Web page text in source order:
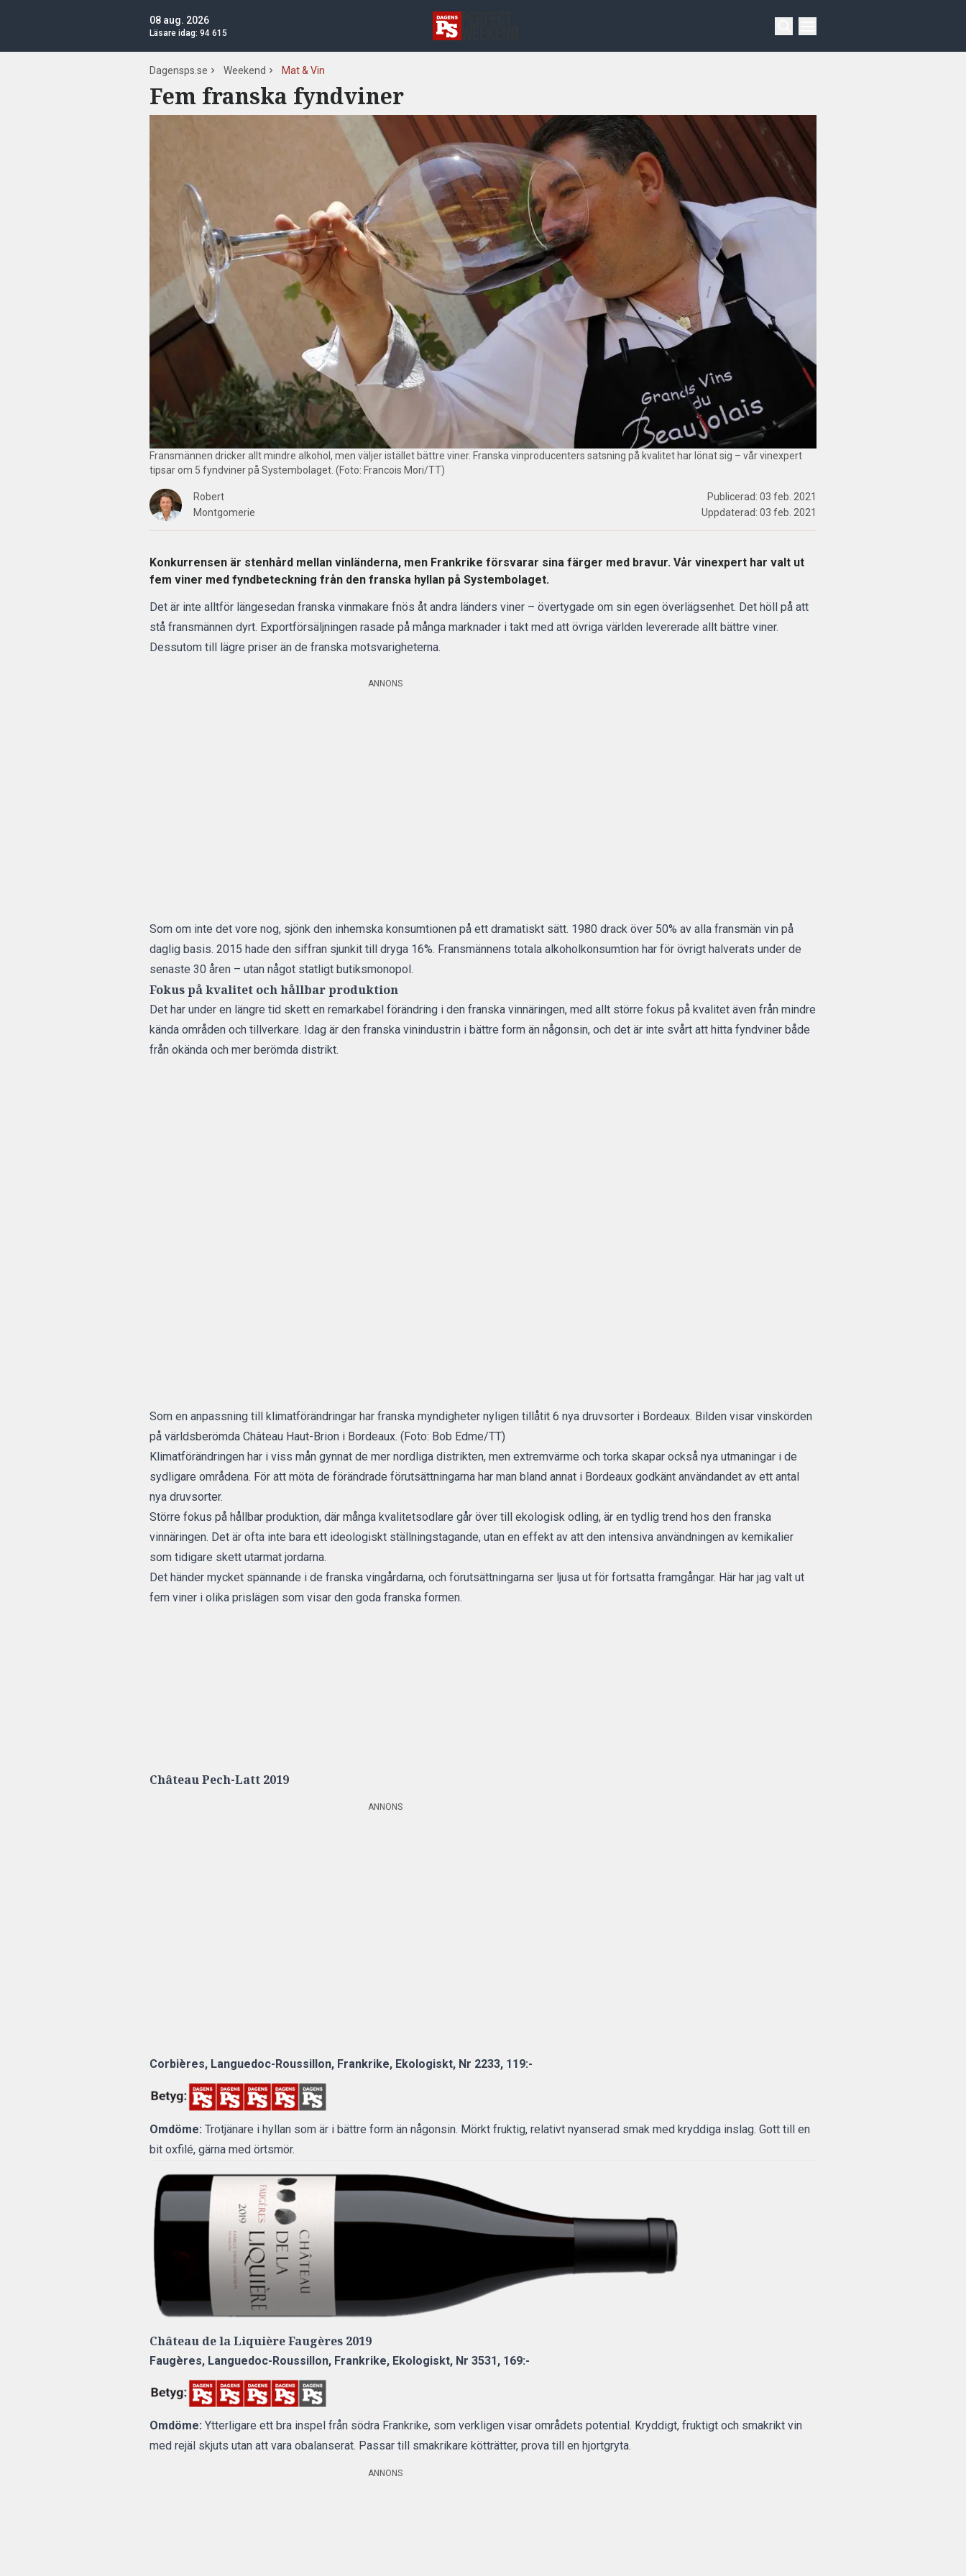
08 aug. 2026
Läsare idag: 94 615
Dagensps.se Weekend Mat & Vin
Fem franska fyndviner
Fransmännen dricker allt mindre alkohol, men väljer istället bättre viner. Franska vinproducenters satsning på kvalitet har lönat sig – vår vinexpert
tipsar om 5 fyndviner på Systembolaget. (Foto: Francois Mori/TT)
Robert
Montgomerie
Publicerad: 03 feb. 2021
Uppdaterad: 03 feb. 2021
Konkurrensen är stenhård mellan vinländerna, men Frankrike försvarar sina färger med bravur. Vår vinexpert har valt ut
fem viner med fyndbeteckning från den franska hyllan på Systembolaget.
Det är inte alltför längesedan franska vinmakare fnös åt andra länders viner – övertygade om sin egen överlägsenhet. Det höll på att
stå fransmännen dyrt. Exportförsäljningen rasade på många marknader i takt med att övriga världen levererade allt bättre viner.
Dessutom till lägre priser än de franska motsvarigheterna.
ANNONS
Som om inte det vore nog, sjönk den inhemska konsumtionen på ett dramatiskt sätt. 1980 drack över 50% av alla fransmän vin på
daglig basis. 2015 hade den siffran sjunkit till dryga 16%. Fransmännens totala alkoholkonsumtion har för övrigt halverats under de
senaste 30 åren – utan något statligt butiksmonopol.
Fokus på kvalitet och hållbar produktion
Det har under en längre tid skett en remarkabel förändring i den franska vinnäringen, med allt större fokus på kvalitet även från mindre
kända områden och tillverkare. Idag är den franska vinindustrin i bättre form än någonsin, och det är inte svårt att hitta fyndviner både
från okända och mer berömda distrikt.
Som en anpassning till klimatförändringar har franska myndigheter nyligen tillåtit 6 nya druvsorter i Bordeaux. Bilden visar vinskörden
på världsberömda Château Haut-Brion i Bordeaux. (Foto: Bob Edme/TT)
Klimatförändringen har i viss mån gynnat de mer nordliga distrikten, men extremvärme och torka skapar också nya utmaningar i de
sydligare områdena. För att möta de förändrade förutsättningarna har man bland annat i Bordeaux godkänt användandet av ett antal
nya druvsorter.
Större fokus på hållbar produktion, där många kvalitetsodlare går över till ekologisk odling, är en tydlig trend hos den franska
vinnäringen. Det är ofta inte bara ett ideologiskt ställningstagande, utan en effekt av att den intensiva användningen av kemikalier
som tidigare skett utarmat jordarna.
Det händer mycket spännande i de franska vingårdarna, och förutsättningarna ser ljusa ut för fortsatta framgångar. Här har jag valt ut
fem viner i olika prislägen som visar den goda franska formen.
Château Pech-Latt 2019
ANNONS
Corbières, Languedoc-Roussillon, Frankrike, Ekologiskt, Nr 2233, 119:-
Omdöme: Trotjänare i hyllan som är i bättre form än någonsin. Mörkt fruktig, relativt nyanserad smak med kryddiga inslag. Gott till en
bit oxfilé, gärna med örtsmör.
Château de la Liquière Faugères 2019
Faugères, Languedoc-Roussillon, Frankrike, Ekologiskt, Nr 3531, 169:-
Omdöme: Ytterligare ett bra inspel från södra Frankrike, som verkligen visar områdets potential. Kryddigt, fruktigt och smakrikt vin
med rejäl skjuts utan att vara obalanserat. Passar till smakrikare kötträtter, prova till en hjortgryta.
ANNONS